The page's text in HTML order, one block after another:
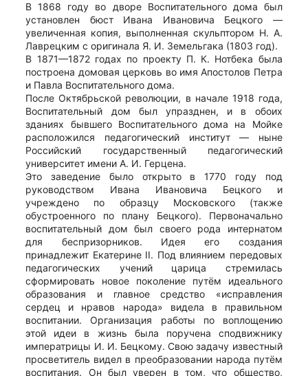
В 1868 году во дворе Воспитательного дома был
установлен бюст Ивана Ивановича Бецкого —
увеличенная копия, выполненная скульптором Н. А.
Лаврецким с оригинала Я. И. Земельгака (1803 год).
В 1871—1872 годах по проекту П. К. Нотбека была
построена домовая церковь во имя Апостолов Петра
и Павла Воспитательного дома.
После Октябрьской революции, в начале 1918 года,
Воспитательный дом был упразднен, и в обоих
зданиях бывшего Воспитательного дома на Мойке
расположился педагогический институт — ныне
Российский государственный педагогический
университет имени А. И. Герцена.
Это заведение было открыто в 1770 году под
руководством Ивана Ивановича Бецкого и
учреждено по образцу Московского (также
обустроенного по плану Бецкого). Первоначально
воспитательный дом был своего рода интернатом
для беспризорников. Идея его создания
принадлежит Екатерине II. Под влиянием передовых
педагогических учений царица стремилась
сформировать новое поколение путём идеального
образования и главное средство «исправления
сердец и нравов народа» видела в правильном
воспитании. Организация работы по воплощению
этой идеи в жизнь была поручена сподвижнику
императрицы И. И. Бецкому. Свою задачу известный
просветитель видел в преобразовании народа путём
воспитания. Он был уверен в том, что общество,